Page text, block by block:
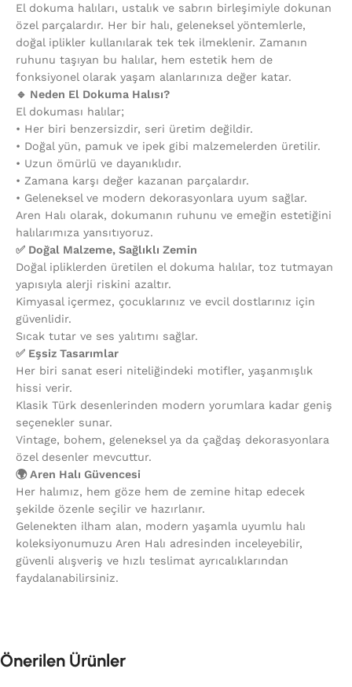
El dokuma halıları, ustalık ve sabrın birleşimiyle dokunan
özel parçalardır. Her bir halı, geleneksel yöntemlerle,
doğal iplikler kullanılarak tek tek ilmeklenir. Zamanın
ruhunu taşıyan bu halılar, hem estetik hem de
fonksiyonel olarak yaşam alanlarınıza değer katar.
🔹 Neden El Dokuma Halısı?
El dokuması halılar;
•⁠ ⁠Her biri benzersizdir, seri üretim değildir.
•⁠ ⁠Doğal yün, pamuk ve ipek gibi malzemelerden üretilir.
•⁠ ⁠Uzun ömürlü ve dayanıklıdır.
•⁠ ⁠Zamana karşı değer kazanan parçalardır.
•⁠ ⁠Geleneksel ve modern dekorasyonlara uyum sağlar.
Aren Halı olarak, dokumanın ruhunu ve emeğin estetiğini
halılarımıza yansıtıyoruz.
✅ Doğal Malzeme, Sağlıklı Zemin
Doğal ipliklerden üretilen el dokuma halılar, toz tutmayan
yapısıyla alerji riskini azaltır.
Kimyasal içermez, çocuklarınız ve evcil dostlarınız için
güvenlidir.
Sıcak tutar ve ses yalıtımı sağlar.
✅ Eşsiz Tasarımlar
Her biri sanat eseri niteliğindeki motifler, yaşanmışlık
hissi verir.
Klasik Türk desenlerinden modern yorumlara kadar geniş
seçenekler sunar.
Vintage, bohem, geleneksel ya da çağdaş dekorasyonlara
özel desenler mevcuttur.
🌍 Aren Halı Güvencesi
Her halımız, hem göze hem de zemine hitap edecek
şekilde özenle seçilir ve hazırlanır.
Gelenekten ilham alan, modern yaşamla uyumlu halı
koleksiyonumuzu Aren Halı adresinden inceleyebilir,
güvenli alışveriş ve hızlı teslimat ayrıcalıklarından
faydalanabilirsiniz.
Önerilen Ürünler